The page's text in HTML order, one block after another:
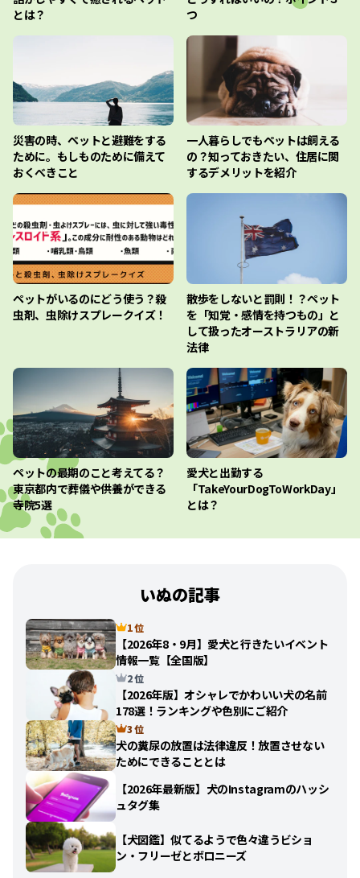
とは？
つ
災害の時、ペットと避難をする
ために。もしものために備えて
おくべきこと
一人暮らしでもペットは飼える
の？知っておきたい、住居に関
するデメリットを紹介
ペットがいるのにどう使う？殺
虫剤、虫除けスプレークイズ！
散歩をしないと罰則！？ペット
を「知覚・感情を持つもの」と
して扱ったオーストラリアの新
法律
ペットの最期のこと考えてる？
東京都内で葬儀や供養ができる
寺院5選
愛犬と出勤する
「TakeYourDogToWorkDay」
とは？
いぬの記事
1 位
【2026年8・9月】愛犬と行きたいイベント
情報一覧【全国版】
2 位
【2026年版】オシャレでかわいい犬の名前
178選！ランキングや色別にご紹介
3 位
犬の糞尿の放置は法律違反！放置させない
ためにできることとは
【2026年最新版】犬のInstagramのハッシ
ュタグ集
【犬図鑑】似てるようで色々違うビショ
ン・フリーゼとボロニーズ